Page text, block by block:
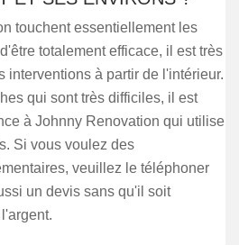
touchent essentiellement les
totalement efficace, il est très
interventions à partir de l'intérieur.
qui sont très difficiles, il est
à Johnny Renovation qui utilise
Si vous voulez des
veuillez le téléphoner
un devis sans qu'il soit